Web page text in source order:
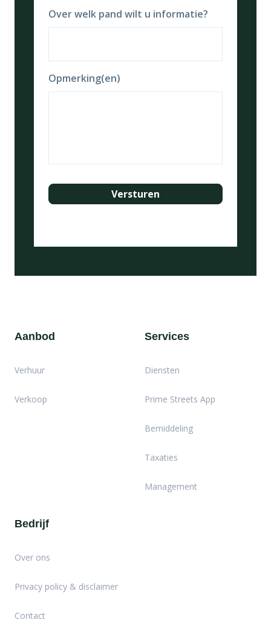
Over welk pand wilt u informatie?
Opmerking(en)
Aanbod
Verhuur
Verkoop
Services
Diensten
Prime Streets App
Bemiddeling
Taxaties
Management
Bedrijf
Over ons
Privacy policy & disclaimer
Contact